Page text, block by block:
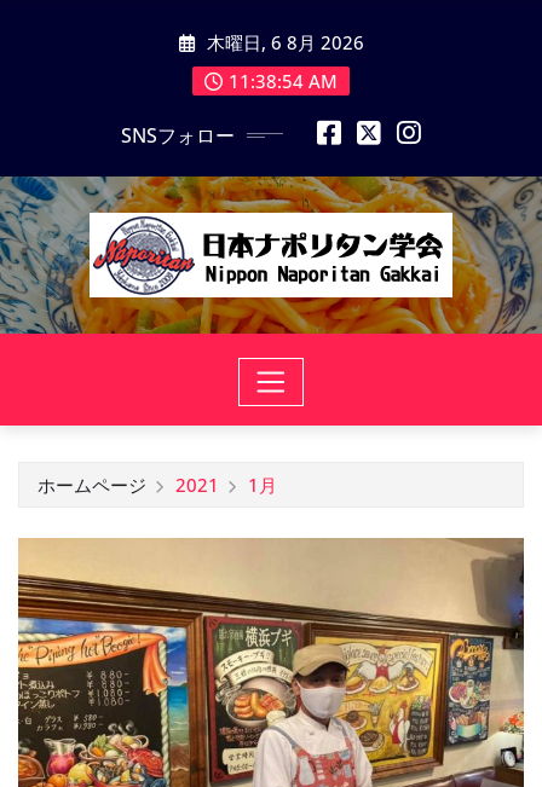
に
ス
キ
ッ
プ
木曜日, 6 8月 2026
11:38:55 AM
SNSフォロー
ホームページ 2021 1月